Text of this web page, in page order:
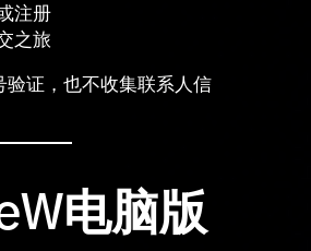
注册
之旅
证，也不收集联系人信
电脑版